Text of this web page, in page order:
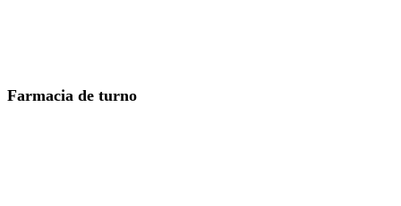
Farmacia de turno